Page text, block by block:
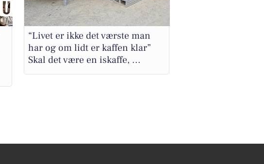
“Livet er ikke det værste man
har og om lidt er kaffen klar”
Skal det være en iskaffe, ...